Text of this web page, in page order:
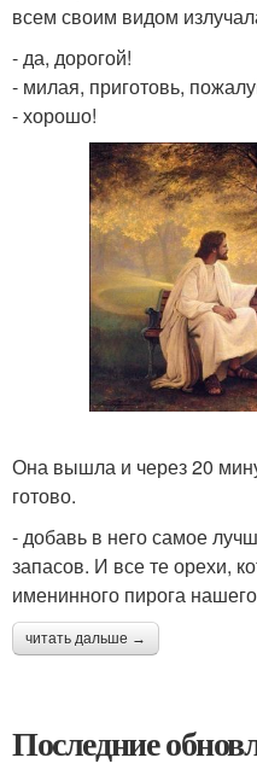
всем своим видом
- да, дорогой!
- милая, приготовь,
- хорошо!
Она вышла и через 20
готово.
- добавь в него самое
запасов. И все те орехи,
именинного пирога
читать дальше →
Последние